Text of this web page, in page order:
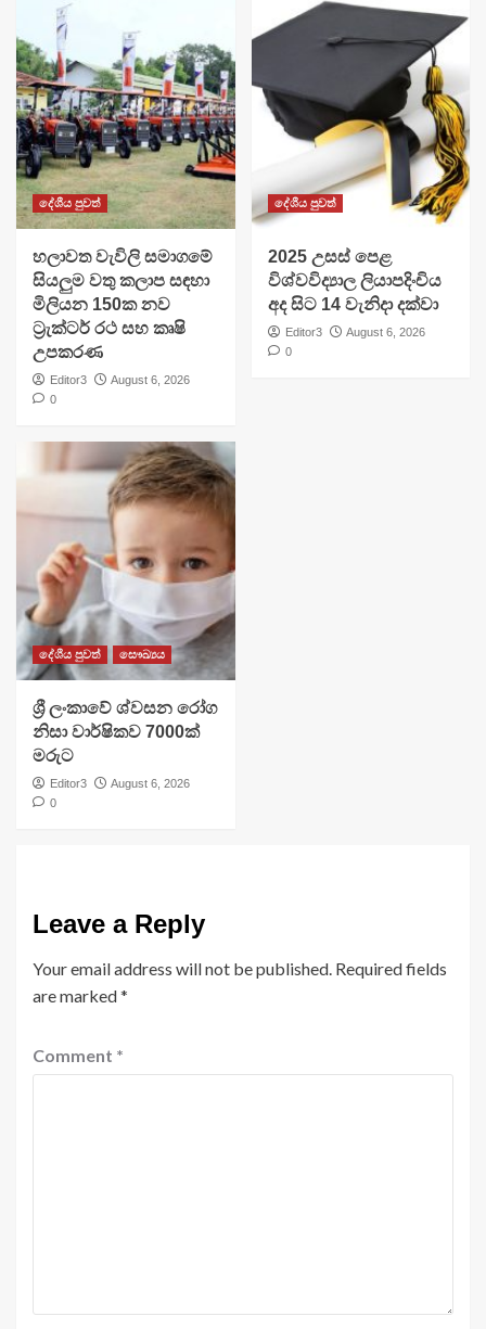
දේශීය පුවත්
හලාවත වැවිලි සමාගමේ
සියලුම වතු කලාප සඳහා
මිලියන 150ක නව
ට්‍රැක්ටර් රථ සහ කෘෂි
උපකරණ
Editor3
August 6, 2026
0
දේශීය පුවත්
​2025 උසස් පෙළ
විශ්වවිද්‍යාල ලියාපදිංචිය
අද සිට 14 වැනිදා දක්වා
Editor3
August 6, 2026
0
දේශීය පුවත් සෞඛ්‍යය
ශ්‍රී ලංකාවේ ශ්වසන රෝග
නිසා වාර්ෂිකව 7000ක්
මරුට
Editor3
August 6, 2026
0
Leave a Reply
Your email address will not be published. Required fields
are marked*
Comment *